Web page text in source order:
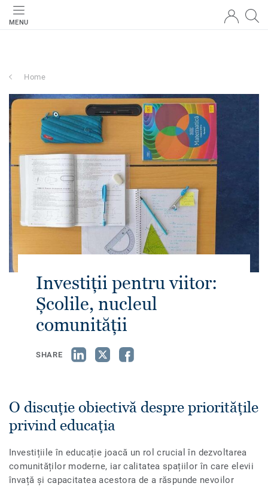
MENU
Home
Investiții pentru viitor:
Școlile, nucleul
comunității
SHARE
O discuție obiectivă despre prioritățile
privind educația
Investițiile în educație joacă un rol crucial în dezvoltarea
comunităților moderne, iar calitatea spațiilor în care elevii
învață și capacitatea acestora de a răspunde nevoilor